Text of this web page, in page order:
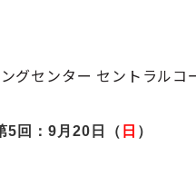
グセンター セントラルコ
5回：9月20日（ 日 ）